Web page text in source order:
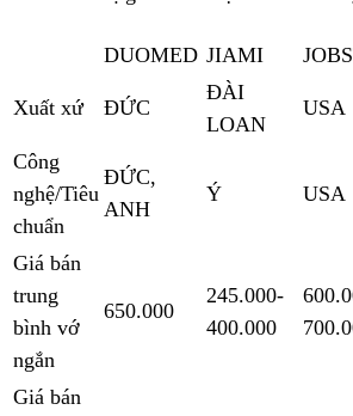
DUOMED JIAMI
Xuất xứ ĐỨC
ĐÀI
LOAN
USA
Công
nghệ/Tiêu
chuẩn
ĐỨC,
ANH
Ý USA
Giá bán
trung
bình vớ
ngắn
650.000
245.000-
400.000
Giá bán